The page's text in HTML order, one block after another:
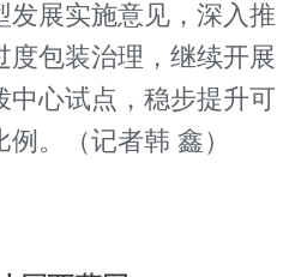
发展实施意见，深入推
度包装治理，继续开展
中心试点，稳步提升可
。（记者韩 鑫）